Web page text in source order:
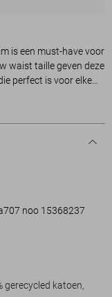
is een must-have voor
waist taille geven deze
perfect is voor elke
jeans een
stijl en knoop/rits
moeiteloze stijl.
te doen aan
sneakers of
deze Only jeans een
haalt.
noo 15368237
gerecycled katoen,